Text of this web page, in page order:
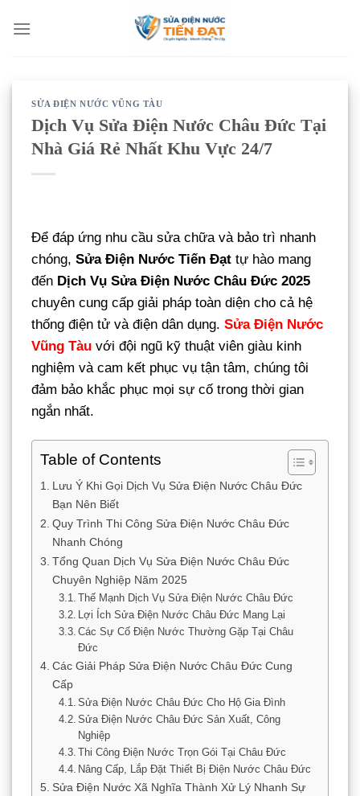
qua
SỬA ĐIỆN NƯỚC VŨNG TÀU
Dịch Vụ Sửa Điện Nước Châu Đức Tại
Nhà Giá Rẻ Nhất Khu Vực 24/7
Để đáp ứng nhu cầu sửa chữa và bảo trì nhanh
chóng, Sửa Điện Nước Tiến Đạt tự hào mang
đến Dịch Vụ Sửa Điện Nước Châu Đức 2025
chuyên cung cấp giải pháp toàn diện cho cả hệ
thống điện tử và điện dân dụng. Sửa Điện Nước
Vũng Tàu với đội ngũ kỹ thuật viên giàu kinh
nghiệm và cam kết phục vụ tận tâm, chúng tôi
đảm bảo khắc phục mọi sự cố trong thời gian
ngắn nhất.
Table of Contents
Lưu Ý Khi Gọi Dịch Vụ Sửa Điện Nước Châu Đức
Bạn Nên Biết
Quy Trình Thi Công Sửa Điện Nước Châu Đức
Nhanh Chóng
Tổng Quan Dịch Vụ Sửa Điện Nước Châu Đức
Chuyên Nghiệp Năm 2025
Thế Mạnh Dịch Vụ Sửa Điện Nước Châu Đức
Lợi Ích Sửa Điện Nước Châu Đức Mang Lại
Các Sự Cố Điện Nước Thường Gặp Tại Châu
Đức
Các Giải Pháp Sửa Điện Nước Châu Đức Cung
Cấp
Sửa Điện Nước Châu Đức Cho Hộ Gia Đình
Sửa Điện Nước Châu Đức Sản Xuất, Công
Nghiệp
Thi Công Điện Nước Trọn Gói Tại Châu Đức
Nâng Cấp, Lắp Đặt Thiết Bị Điện Nước Châu Đức
Sửa Điện Nước Xã Nghĩa Thành Xử Lý Nhanh Sự